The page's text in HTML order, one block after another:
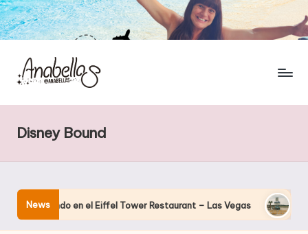
Disney Bound
News
en el Eiffel Tower Restaurant – Las Vegas El hotel